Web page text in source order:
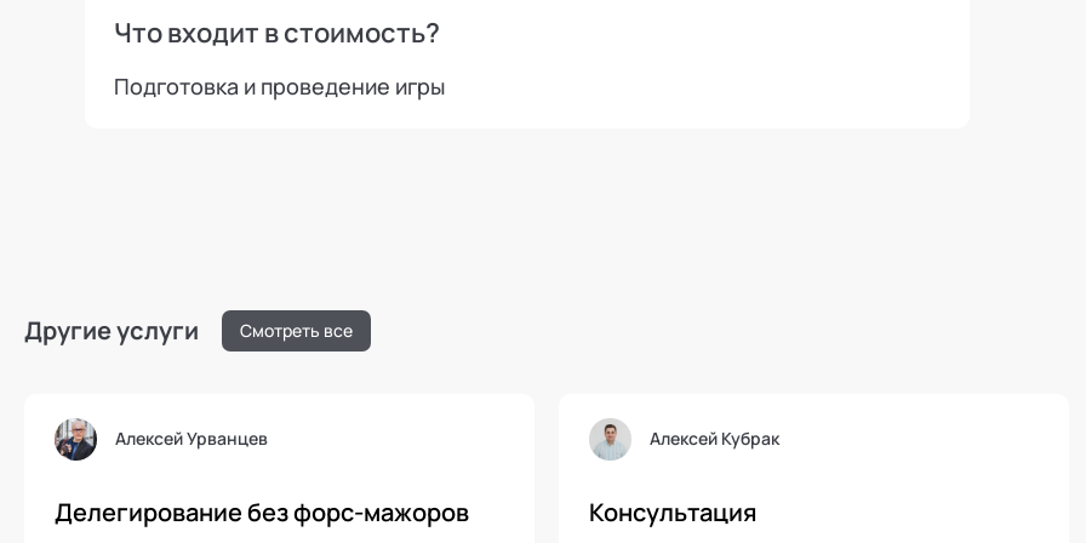
Что входит в стоимость?
Подготовка и проведение игры
Другие услуги Смотреть все
Макшанова
в управлении
Игорь Корганов
Программа "Анализ проблем и